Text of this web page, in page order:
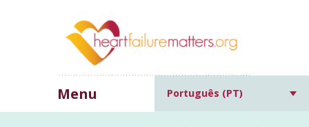
Menu Português (PT)